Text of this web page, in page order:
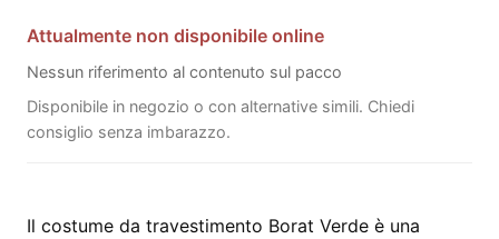
Attualmente non disponibile online
Nessun riferimento al contenuto sul pacco
Disponibile in negozio o con alternative simili. Chiedi
consiglio senza imbarazzo.
Il costume da travestimento Borat Verde è una